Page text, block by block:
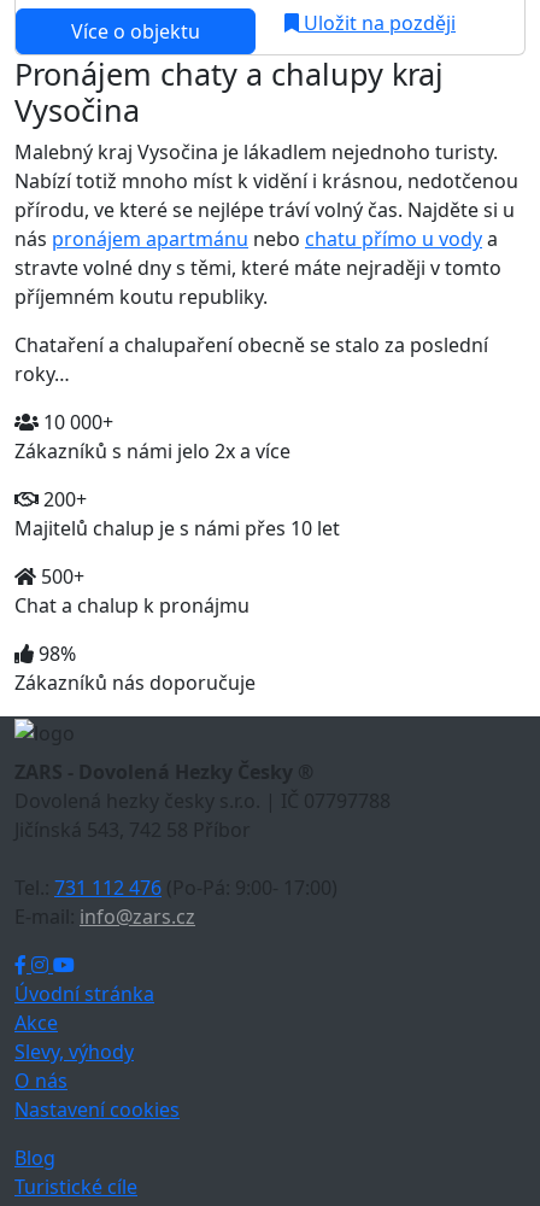
Více o objektu Uložit na později
Pronájem chaty a chalupy kraj
Vysočina
Malebný kraj Vysočina je lákadlem nejednoho turisty.
Nabízí totiž mnoho míst k vidění i krásnou, nedotčenou
přírodu, ve které se nejlépe tráví volný čas. Najděte si u
nás pronájem apartmánu nebo chatu přímo u vodya
stravte volné dny s těmi, které máte nejraději v tomto
příjemném koutu republiky.
Chataření a chalupaření obecně se stalo za poslední
roky…
10 000+
Zákazníků s námi jelo 2x a více
200+
Majitelů chalup je s námi přes 10 let
500+
Chat a chalup k pronájmu
98%
Zákazníků nás doporučuje
ZARS - Dovolená Hezky Česky ®
Dovolená hezky česky s.r.o. | IČ 07797788
Jičínská 543, 742 58 Příbor
Tel.: 731 112 476 (Po-Pá: 9:00- 17:00)
E-mail: info@zars.cz
Úvodní stránka
Akce
Slevy, výhody
O nás
Nastavení cookies
Blog
Turistické cíle